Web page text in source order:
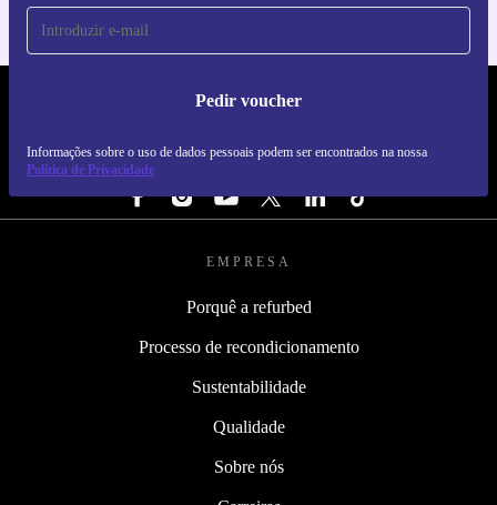
Pedir voucher
Informações sobre o uso de dados pessoais podem ser encontrados na nossa
Política de Privacidade
REFURBED PORTUGAL - RETHINK NEW.
SEGUE-NOS
EMPRESA
Porquê a refurbed
Processo de recondicionamento
Sustentabilidade
Qualidade
Sobre nós